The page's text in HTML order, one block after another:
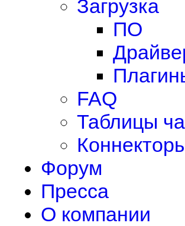
Загрузка
ПО
FAQ
Таблицы
Форум
Пресса
О компании